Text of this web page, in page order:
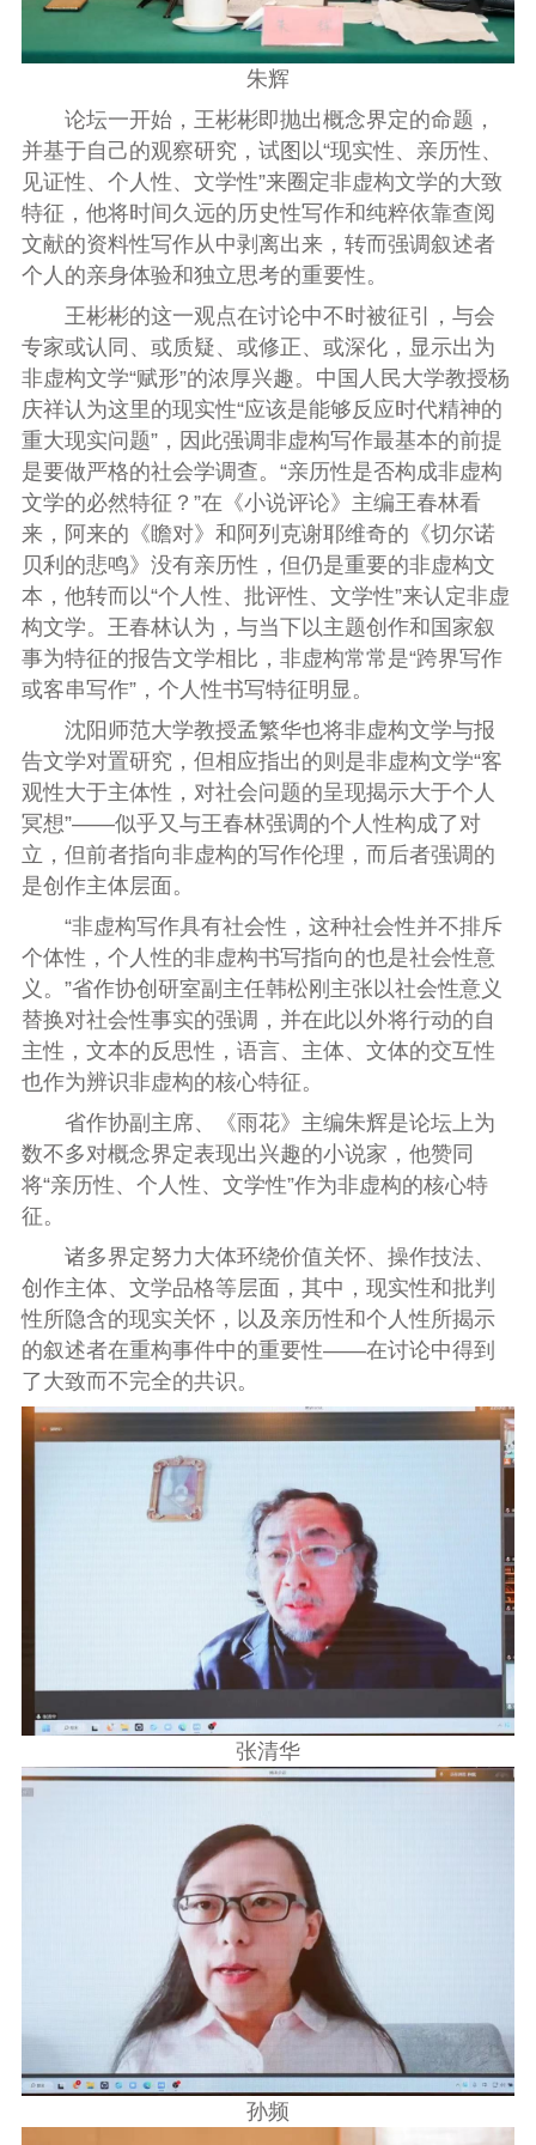
朱辉
论坛一开始，王彬彬即抛出概念界定的命题，
并基于自己的观察研究，试图以“现实性、亲历性、
见证性、个人性、文学性”来圈定非虚构文学的大致
特征，他将时间久远的历史性写作和纯粹依靠查阅
文献的资料性写作从中剥离出来，转而强调叙述者
个人的亲身体验和独立思考的重要性。
王彬彬的这一观点在讨论中不时被征引，与会
专家或认同、或质疑、或修正、或深化，显示出为
非虚构文学“赋形”的浓厚兴趣。中国人民大学教授杨
庆祥认为这里的现实性“应该是能够反应时代精神的
重大现实问题”，因此强调非虚构写作最基本的前提
是要做严格的社会学调查。“亲历性是否构成非虚构
文学的必然特征？”在《小说评论》主编王春林看
来，阿来的《瞻对》和阿列克谢耶维奇的《切尔诺
贝利的悲鸣》没有亲历性，但仍是重要的非虚构文
本，他转而以“个人性、批评性、文学性”来认定非虚
构文学。王春林认为，与当下以主题创作和国家叙
事为特征的报告文学相比，非虚构常常是“跨界写作
或客串写作”，个人性书写特征明显。
沈阳师范大学教授孟繁华也将非虚构文学与报
告文学对置研究，但相应指出的则是非虚构文学“客
观性大于主体性，对社会问题的呈现揭示大于个人
冥想”——似乎又与王春林强调的个人性构成了对
立，但前者指向非虚构的写作伦理，而后者强调的
是创作主体层面。
“非虚构写作具有社会性，这种社会性并不排斥
个体性，个人性的非虚构书写指向的也是社会性意
义。”省作协创研室副主任韩松刚主张以社会性意义
替换对社会性事实的强调，并在此以外将行动的自
主性，文本的反思性，语言、主体、文体的交互性
也作为辨识非虚构的核心特征。
省作协副主席、《雨花》主编朱辉是论坛上为
数不多对概念界定表现出兴趣的小说家，他赞同
将“亲历性、个人性、文学性”作为非虚构的核心特
征。
诸多界定努力大体环绕价值关怀、操作技法、
创作主体、文学品格等层面，其中，现实性和批判
性所隐含的现实关怀，以及亲历性和个人性所揭示
的叙述者在重构事件中的重要性——在讨论中得到
了大致而不完全的共识。
张清华
孙频